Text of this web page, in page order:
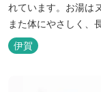
れています。お湯は
また体にやさしく、長湯をし
ートキャンプ場、デ
限定）、こんにゃく
木津川（鯛ケ瀬）の
伊賀